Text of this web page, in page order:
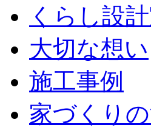
くらし設
大切な想い
施工事例
家づくり